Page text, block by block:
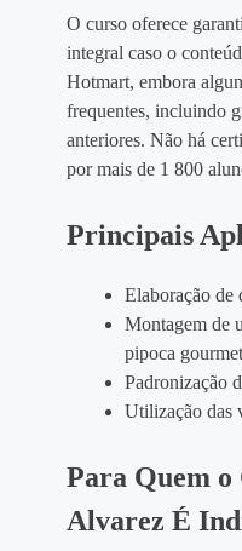
O curso oferece
integral caso o
Hotmart, embora
frequentes, incluindo
anteriores. Não há
por mais de 1 800
Principais
Elaboração de
Montagem de
pipoca
Padronização
Utilização das
Para Quem o
Alvarez É